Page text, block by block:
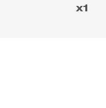
x1